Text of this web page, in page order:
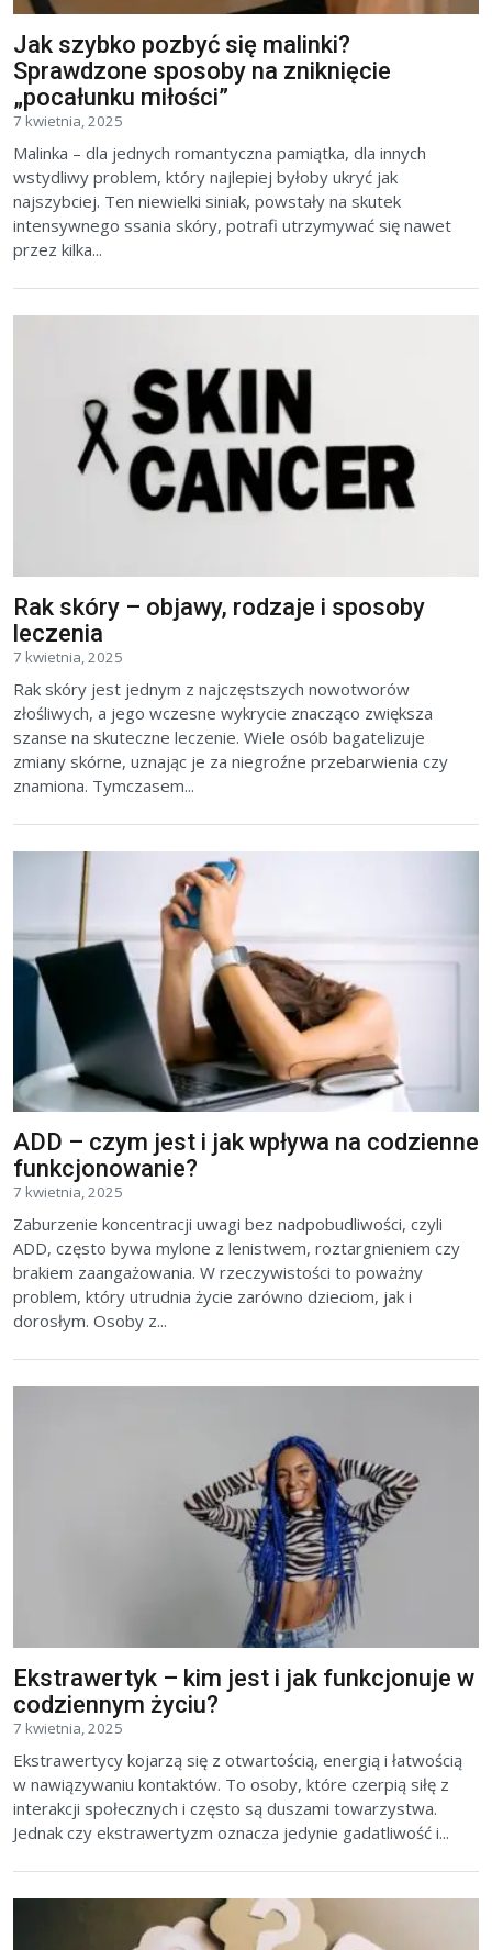
Jak szybko pozbyć się malinki?
Sprawdzone sposoby na zniknięcie
„pocałunku miłości”
7 kwietnia, 2025
Malinka – dla jednych romantyczna pamiątka, dla innych
wstydliwy problem, który najlepiej byłoby ukryć jak
najszybciej. Ten niewielki siniak, powstały na skutek
intensywnego ssania skóry, potrafi utrzymywać się nawet
przez kilka...
Rak skóry – objawy, rodzaje i sposoby
leczenia
7 kwietnia, 2025
Rak skóry jest jednym z najczęstszych nowotworów
złośliwych, a jego wczesne wykrycie znacząco zwiększa
szanse na skuteczne leczenie. Wiele osób bagatelizuje
zmiany skórne, uznając je za niegroźne przebarwienia czy
znamiona. Tymczasem...
ADD – czym jest i jak wpływa na codzienne
funkcjonowanie?
7 kwietnia, 2025
Zaburzenie koncentracji uwagi bez nadpobudliwości, czyli
ADD, często bywa mylone z lenistwem, roztargnieniem czy
brakiem zaangażowania. W rzeczywistości to poważny
problem, który utrudnia życie zarówno dzieciom, jak i
dorosłym. Osoby z...
Ekstrawertyk – kim jest i jak funkcjonuje w
codziennym życiu?
7 kwietnia, 2025
Ekstrawertycy kojarzą się z otwartością, energią i łatwością
w nawiązywaniu kontaktów. To osoby, które czerpią siłę z
interakcji społecznych i często są duszami towarzystwa.
Jednak czy ekstrawertyzm oznacza jedynie gadatliwość i...